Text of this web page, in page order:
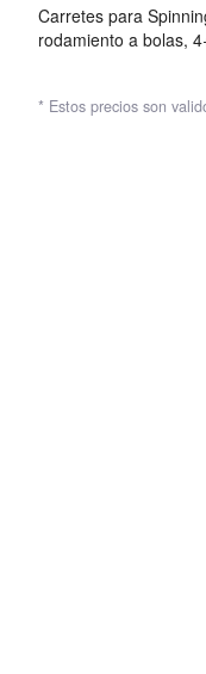
Carretes para
rodamiento a bolas,
* Estos precios son